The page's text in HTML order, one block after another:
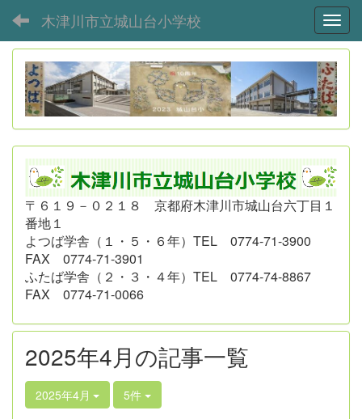
木津川市立城山台小学校
〒６１９－０２１８ 京都府木津川市城山台六丁目１
番地１
よつば学舎（１・５・６年） TEL 0774-71-3900
FAX 0774-71-3901
ふたば学舎（２・３・４年） TEL 0774-74-8867
FAX 0774-71-0066
2025年4月の記事一覧
2025年4月 5件